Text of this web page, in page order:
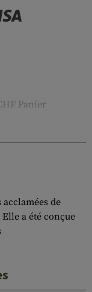
Panier
de
a été conçue